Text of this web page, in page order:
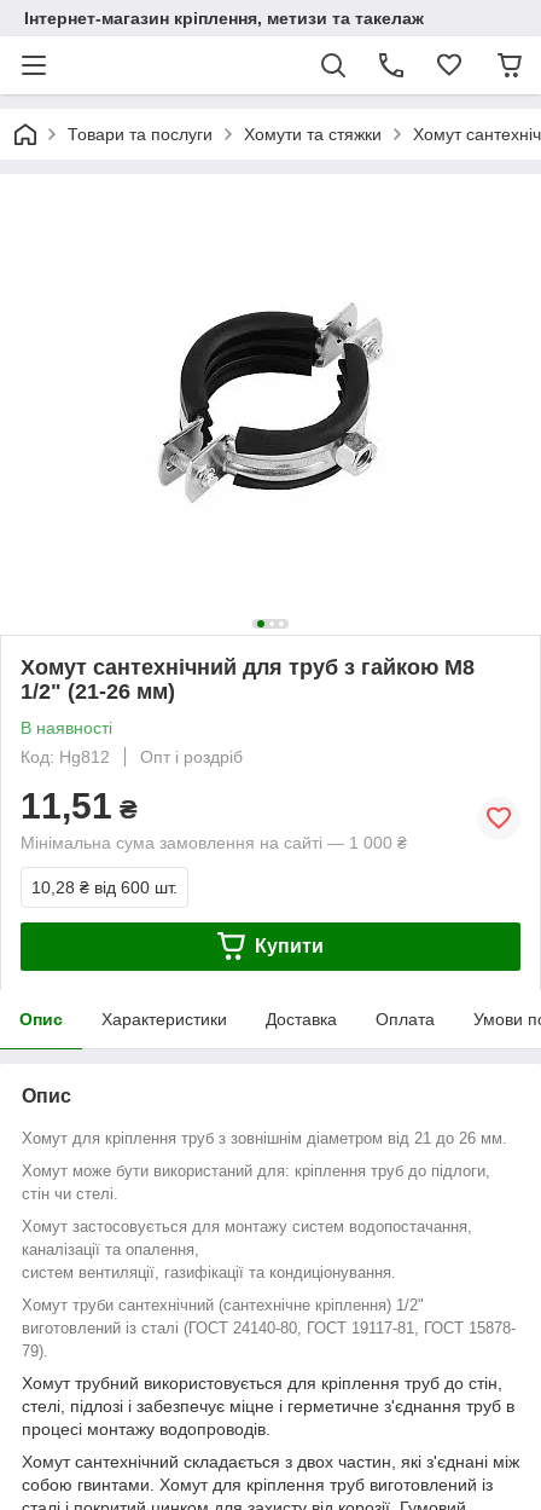
Інтернет-магазин кріплення, метизи та такелаж
Товари та послуги Хомути та стяжки Хомут
Хомут сантехнічний для труб з гайкою М8
1/2" (21-26 мм)
В наявності
Код: Hg812
Опт і роздріб
11,51 ₴
Мінімальна сума замовлення на сайті — 1 000 ₴
10,28 ₴ від 600 шт.
Купити
Опис Характеристики Доставка Оплата Умови
Опис
Хомут для кріплення труб з зовнішнім діаметром від 21 до 26 мм.
Хомут може бути використаний для: кріплення труб до підлоги,
стін чи стелі.
Хомут застосовується для монтажу систем водопостачання,
каналізації та опалення,
систем вентиляції, газифікації та кондиціонування.
Хомут труби сантехнічний (сантехнічне кріплення) 1/2"
виготовлений із сталі (ГОСТ 24140-80, ГОСТ 19117-81, ГОСТ 15878-
79).
Хомут трубний використовується для кріплення труб до стін,
стелі, підлозі і забезпечує міцне і герметичне з'єднання труб в
процесі монтажу водопроводів.
Хомут сантехнічний складається з двох частин, які з'єднані між
собою гвинтами. Хомут для кріплення труб виготовлений із